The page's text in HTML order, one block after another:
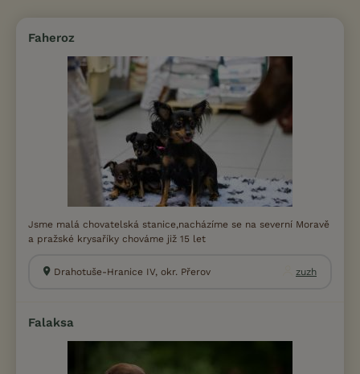
Faheroz
Jsme malá chovatelská stanice,nacházíme se na severní Moravě
a pražské krysaříky chováme již 15 let
Drahotuše-Hranice IV, okr. Přerov zuzh
Falaksa